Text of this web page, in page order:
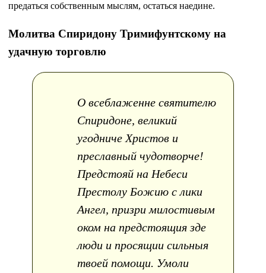
предаться собственным мыслям, остаться наедине.
Молитва Спиридону Тримифунтскому на
удачную торговлю
О всеблаженне святителю
Спиридоне, великий
угодниче Христов и
преславный чудотворче!
Предстояй на Небеси
Престолу Божию с лики
Ангел, призри милостивым
оком на предстоящия зде
люди и просящии сильныя
твоей помощи. Умоли